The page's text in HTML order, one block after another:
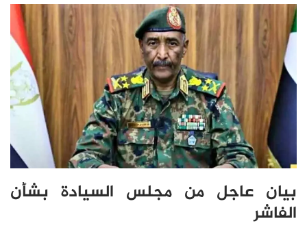
بيان عاجل من مجلس السيادة بشأن
الفاشر